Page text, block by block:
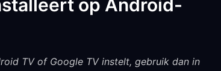
op Android-
TV of Google TV instelt, gebruik dan in